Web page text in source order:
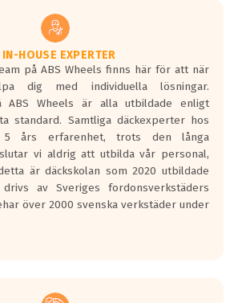
A till F. Där A påvisar
och F är den
delas ut för
lastbilar.
ett test där däcken
en väg där det ligger
skillnaden på
IN-HOUSE EXPERTER
på ABS Wheels finns här för att när
dig med individuella lösningar.
ABS Wheels är alla utbildade enligt
standard. Samtliga däckexperter hos
års erfarenhet, trots den långa
vi aldrig att utbilda vår personal,
är däckskolan som 2020 utbildade
drivs av Sveriges fordonsverkstäders
över 2000 svenska verkstäder under